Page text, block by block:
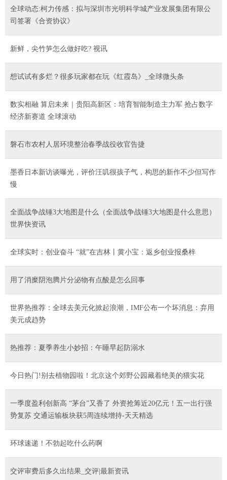
全球动态:柯力传感：拟与深圳市光明科学城产业发展集团有限公
司签署《合资协议》
新鲜，尖竹笋怎么做好吃? 视讯
想试试有多烂？很多玩家都在玩《红霞岛》_全球微头条
数实相融 算启未来｜贵阳高新区：培育智能制造主力军 抢占数字
经济新赛道 全球滚动
磐石市农村人居环境整治春季战役收官告捷
墨香日本新访谈曝光，评价汪叽很孩子气，构思的新作不少但写作
慢
全面战争战锤3大地图是什么（全面战争战锤3大地图是什么意思）
世界快资讯
全球实时：创业奋斗 “就”在吉林丨黄小宝：返乡创业报桑梓
用了消糜阴泡腾片分泌物有点酸是怎么回事
世界热推荐：全球去美元化掀起浪潮，IMF公布一个坏消息：弃用
美元成趋势
热推荐：夏季养生小妙招：午睡早起防溺水
今日热门!别去植物园啦！北京这个郊野公园藏着绝美的猥实花
一季度盈利创新高 “茅台”又香了 外资抢筹近20亿元！五一出行强
势复苏 交通运输板块获5周连续增持-天天精选
环球速递！不勃起吃什么药啊
交评审费后多久出结果_交评|最新资讯